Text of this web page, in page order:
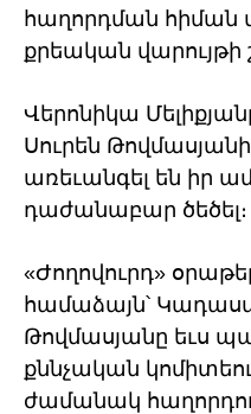
հաղորդման
քրեական վարույթի
Վերոնիկա
Սուրեն
առեւանգել են իր
դաժանաբար ծեծել։
«Ժողովուրդ»
համաձայն՝
Թովմասյանը եւս
քննչական
ժամանակ